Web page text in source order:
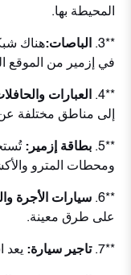
المحيطة بها.
**3. الباصات:هناك
في إزمير من الموقع
**4. العبارات
إلى مناطق مختلفة
**5. بطاقة إزمير:
ومحطات المترو
**6. سيارات الأجرة
على طرق معينة.
**7. تاجير سيارة: يعد